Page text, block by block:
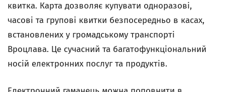
квитка. Карта дозволяє купувати одноразові,
часові та групові квитки безпосередньо в касах,
встановлених у громадському транспорті
Вроцлава. Це сучасний та багатофункціональний
носій електронних послуг та продуктів.